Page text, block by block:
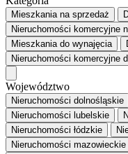
Mieszkaniana sprzedaż
Nieruchomości komercyjne
Mieszkaniado wynajęcia
Nieruchomości komercyjne
Województwo
Nieruchomości dolnośląskie
Nieruchomości lubelskie
Nieruchomości łódzkie
Nieruchomości mazowieckie